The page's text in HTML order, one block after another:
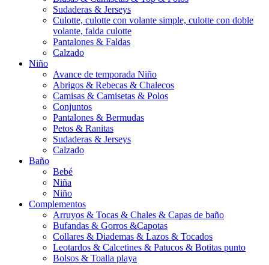
Sudaderas & Jerseys
Culotte, culotte con volante simple, culotte con doble
volante, falda culotte
Pantalones & Faldas
Calzado
Niño
Avance de temporada Niño
Abrigos & Rebecas & Chalecos
Camisas & Camisetas & Polos
Conjuntos
Pantalones & Bermudas
Petos & Ranitas
Sudaderas & Jerseys
Calzado
Baño
Bebé
Niña
Niño
Complementos
Arruyos & Tocas & Chales & Capas de baño
Bufandas & Gorros &Capotas
Collares & Diademas & Lazos & Tocados
Leotardos & Calcetines & Patucos & Botitas punto
Bolsos & Toalla playa